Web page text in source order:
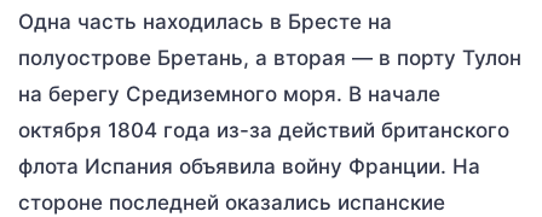
Одна часть находилась в Бресте на
полуострове Бретань, а вторая — в порту Тулон
на берегу Средиземного моря. В начале
октября 1804 года из-за действий британского
флота Испания объявила войну Франции. На
стороне последней оказались испанские